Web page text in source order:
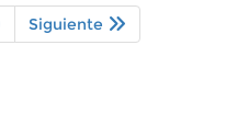
Siguiente